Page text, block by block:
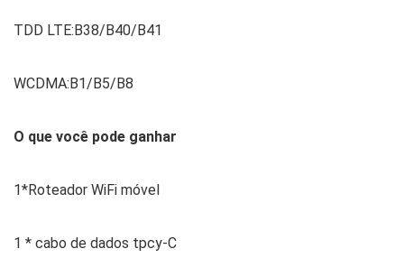
TDD LTE:B38/B40/B41
WCDMA:B1/B5/B8
O que você pode ganhar
1*Roteador WiFi móvel
1 * cabo de dados tpcy-C